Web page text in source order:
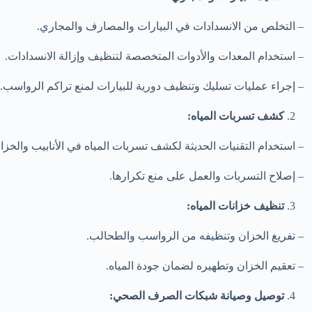
– التخلص من الانسدادات في البيارات والمصارف والمجاري.
– استخدام المعدات والأدوات المتخصصة لتنظيف وإزالة الانسدادات.
– إجراء عمليات تسليك وتنظيف دورية للبيارات لمنع تراكم الرواسب.
كشف تسربات المياه:
– استخدام التقنيات الحديثة لكشف تسربات المياه في الأنابيب
– إصلاح التسربات والعمل على منع تكرارها.
تنظيف خزانات المياه:
– تفريغ الخزان وتنظيفه من الرواسب والطحالب.
– تعقيم الخزان وتطهيره لضمان جودة المياه.
توصيل وصيانة شبكات الصرف الصحي: